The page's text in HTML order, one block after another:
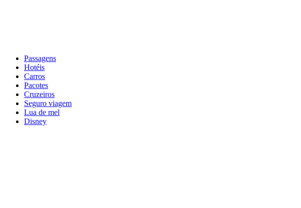
Passagens
Hotéis
Carros
Pacotes
Cruzeiros
Seguro viagem
Lua de mel
Disney